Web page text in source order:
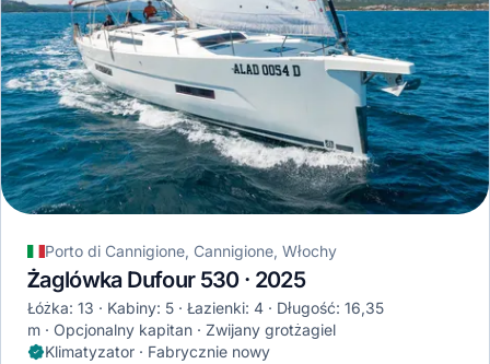
Porto di Cannigione, Cannigione, Włochy
Żaglówka Dufour 530 · 2025
Łóżka: 13 Kabiny: 5 Łazienki: 4
Długość: 16,35
m
Opcjonalny kapitan
Zwijany grotżagiel
Klimatyzator · Fabrycznie nowy